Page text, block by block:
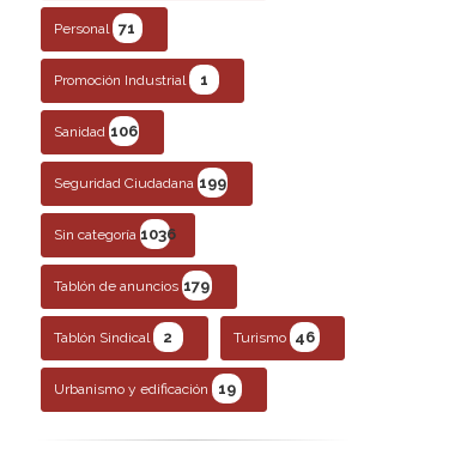
Personal 71
Promoción Industrial 1
Sanidad 106
Seguridad Ciudadana 199
Sin categoría 1036
Tablón de anuncios 179
Tablón Sindical 2 Turismo 46
Urbanismo y edificación 19